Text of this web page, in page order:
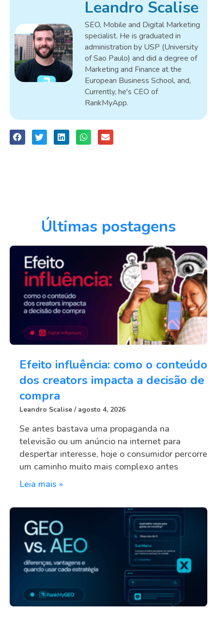
Leandro Scalise
SEO, Mobile and Digital Marketing
specialist. He is graduated in
administration by USP (University
of Sao Paulo) and did a degree of
Marketing and Finance at the
European Business School, and,
Currently, he's CEO of
RankMyApp.
Últimas postagens
Efeito influência: como o conteúdo
dos creators impacta a decisão de
compra
Leandro Scalise agosto 4, 2026
Se antes bastava uma propaganda na
televisão ou um anúncio na internet para
despertar interesse, hoje o consumidor percorre
um caminho muito mais complexo antes
Leia mais »